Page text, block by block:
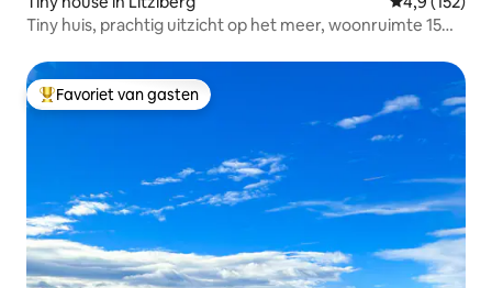
Tiny huis, prachtig uitzicht op het meer, woonruimte 15
Topfavoriet van gasten
Favoriet van gasten